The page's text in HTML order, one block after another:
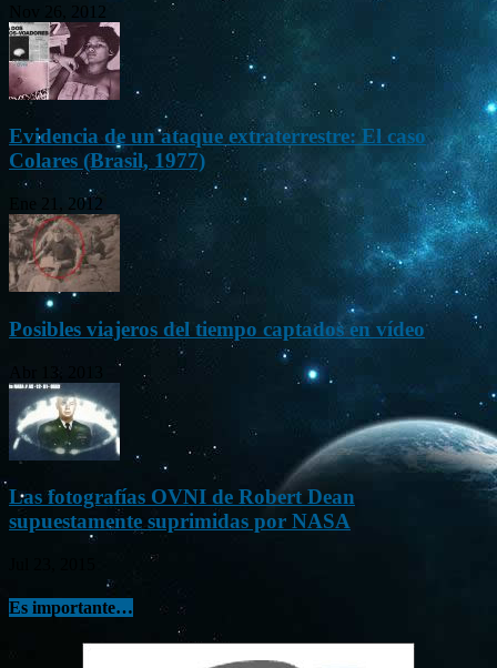
Nov 26, 2012
Evidencia de un ataque extraterrestre: El caso
Colares (Brasil, 1977)
Ene 21, 2012
Posibles viajeros del tiempo captados en vídeo
Abr 13, 2013
Las fotografías OVNI de Robert Dean
supuestamente suprimidas por NASA
Es importante…